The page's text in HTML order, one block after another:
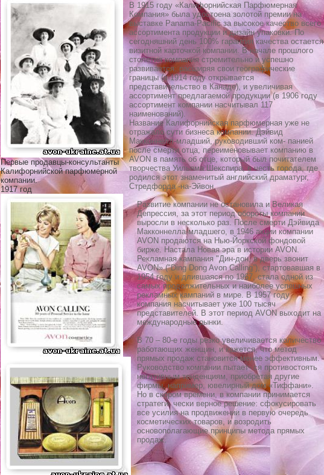
Первые продавцы-консультанты
Калифорнийской парфюмерной
компании.
1917 год
В 1915 году «Калифорнийская Парфюмерная
Компания» была удостоена золотой премии на
выставке Panama-Pacific за высокое качество всего
ассортимента продукции и дизайн упаковки. По
сегодняшний день 100% гарантия качества остается
визитной карточкой компании. В начале прошлого
столетия компания стремительно и успешно
развивается: расширяя свои географические
границы (в 1914 году открывается
представительство в Канаде), и увеличивая
ассортимент предлагаемой продукции (в 1906 году
ассортимент компании насчитывал 117
наименований).
Название Калифорнийская парфюмерная уже не
отражало сути бизнеса компании. Дэйвид
Макконнелл-младший, руководивший ком- панией
после смерти отца, переименовывает компанию в
AVON в память об отце, который был почитателем
творчества Уильяма Шекспира, в честь города, где
родился этот знаменитый английский драматург,
Стредфорда -на-Эйвон.
Развитие компании не остановила и Великая
Депрессия, за этот период обороты компании
выросли в несколько раз. После смерти Дэйвида
Макконнелла-младшего, в 1946 акции компании
AVON продаются на Нью-Йоркской фондовой
бирже. Настала Новая эра в истории AVON.
Рекламная кампания "Дин-дон, в дверь звонит
AVON» ("Ding Dong Avon Calling”), стартовавшая в
1954 году и длившаяся по 1967, стала одной из
самых продолжительных и наиболее успешных
рекламных кампаний в мире. В 1957 году
компания насчитывает уже 100 тысяч
представителей. В этот период AVON выходит на
международные рынки.
В 70 – 80-е годы резко увеличивается количество
работающих женщин, и кажется, что метод
прямых продаж становится менее эффективным.
Руководство компании пытает- ся противостоять
негативным тенденциям, приобретая другие
фирмы, например, ювелирный дом «Тиффани».
Но в скором времени, в компании принимается
стратеги- чески верное решение: сфокусировать
все усилия на продвижении в первую очередь
косметических товаров, и возродить
основополагающие принципы метода прямых
продаж.